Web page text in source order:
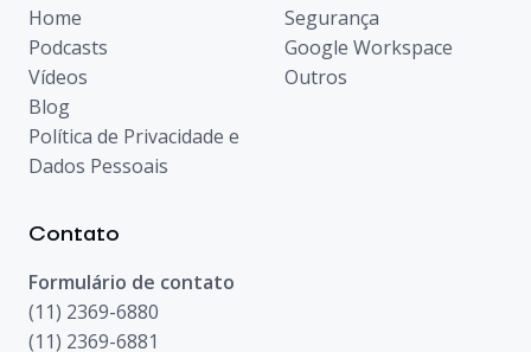
Home
Podcasts
Vídeos
Blog
Política de Privacidade e
Dados Pessoais
Segurança
Google Workspace
Outros
Contato
Formulário de contato
(11) 2369-6880
(11) 2369-6881